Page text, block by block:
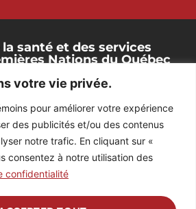
votre vie privée.
pour améliorer votre expérience
des publicités et/ou des contenus
notre trafic. En cliquant sur «
consentez à notre utilisation des
confidentialité
santé et des services
Nations du Québec
G0A 4V0
EMPLOYÉS